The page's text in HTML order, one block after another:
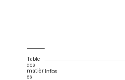
Table
des
matièr
es
Infos